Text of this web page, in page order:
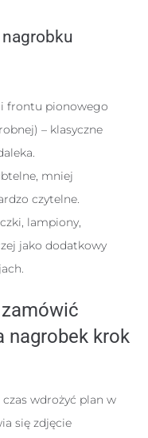
frontu pionowego
– klasyczne
mniej
czytelne.
lampiony,
jako dodatkowy
nagrobek krok
czas wdrożyć plan w
się zdjęcie